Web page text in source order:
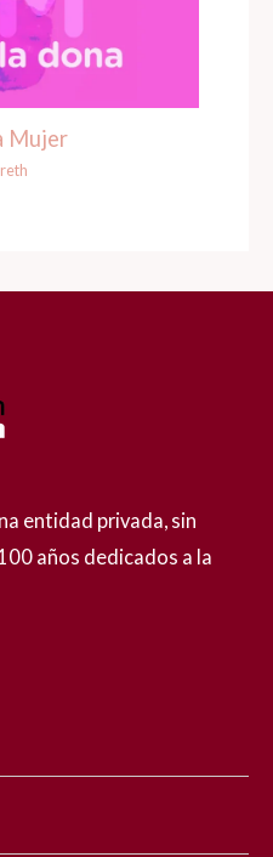
Mujer
entidad privada, sin
años dedicados a la